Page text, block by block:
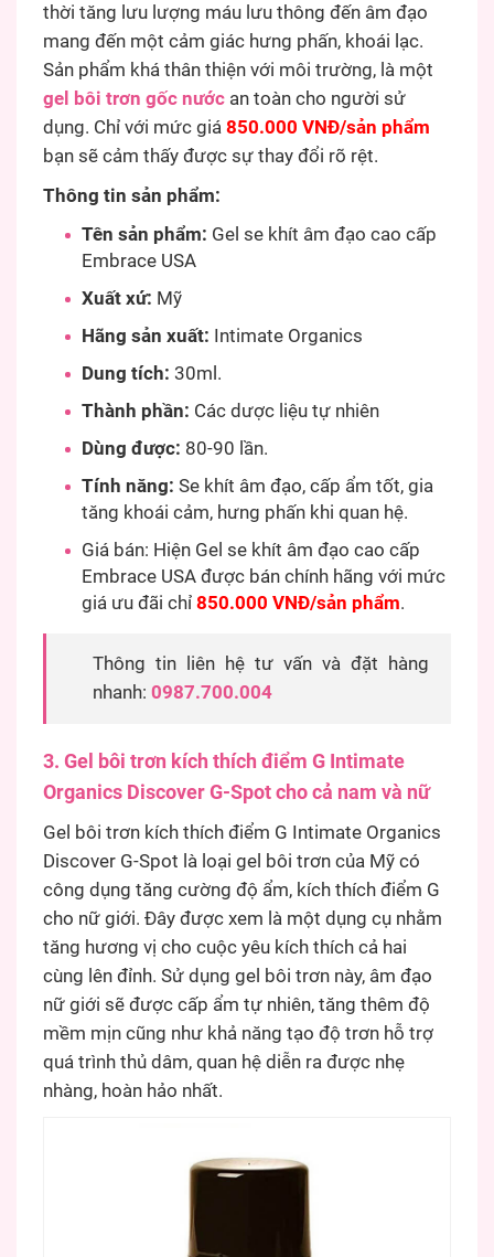
thời tăng lưu lượng máu lưu thông đến âm đạo
mang đến một cảm giác hưng phấn, khoái lạc.
Sản phẩm khá thân thiện với môi trường, là một
gel bôi trơn gốc nước an toàn cho người sử
dụng. Chỉ với mức giá 850.000 VNĐ/sản phẩm
bạn sẽ cảm thấy được sự thay đổi rõ rệt.
Thông tin sản phẩm:
Tên sản phẩm: Gel se khít âm đạo cao cấp
Embrace USA
Xuất xứ: Mỹ
Hãng sản xuất: Intimate Organics
Dung tích: 30ml.
Thành phần: Các dược liệu tự nhiên
Dùng được: 80-90 lần.
Tính năng: Se khít âm đạo, cấp ẩm tốt, gia
tăng khoái cảm, hưng phấn khi quan hệ.
Giá bán: Hiện Gel se khít âm đạo cao cấp
Embrace USA được bán chính hãng với mức
giá ưu đãi chỉ 850.000 VNĐ/sản phẩm.
Thông tin liên hệ tư vấn và đặt hàng
nhanh: 0987.700.004
3. Gel bôi trơn kích thích điểm G Intimate
Organics Discover G-Spot cho cả nam và nữ
Gel bôi trơn kích thích điểm G Intimate Organics
Discover G-Spot là loại gel bôi trơn của Mỹ có
công dụng tăng cường độ ẩm, kích thích điểm G
cho nữ giới. Đây được xem là một dụng cụ nhằm
tăng hương vị cho cuộc yêu kích thích cả hai
cùng lên đỉnh. Sử dụng gel bôi trơn này, âm đạo
nữ giới sẽ được cấp ẩm tự nhiên, tăng thêm độ
mềm mịn cũng như khả năng tạo độ trơn hỗ trợ
quá trình thủ dâm, quan hệ diễn ra được nhẹ
nhàng, hoàn hảo nhất.